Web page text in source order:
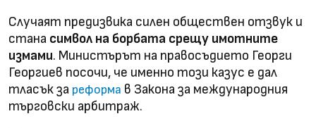
Случаят предизвика силен обществен отзвук и
стана символ на борбата срещу имотните
измами. Министърът на правосъдието Георги
Георгиев посочи, че именно този казус е дал
тласък за реформа в Закона за международния
търговски арбитраж.